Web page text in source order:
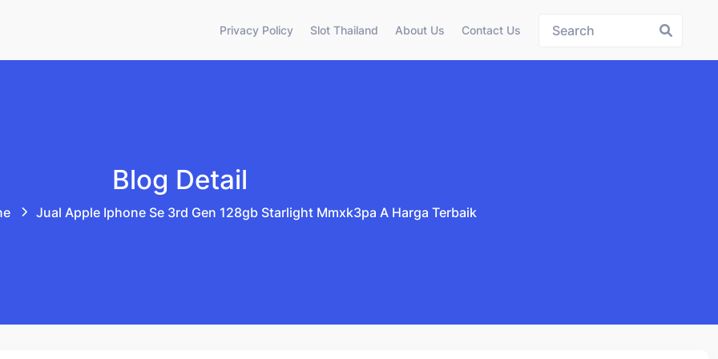
Privacy Policy Slot Thailand About Us Contact Us
Blog Detail
Jual Apple Iphone Se 3rd Gen 128gb Starlight Mmxk3pa A Harga Terbaik